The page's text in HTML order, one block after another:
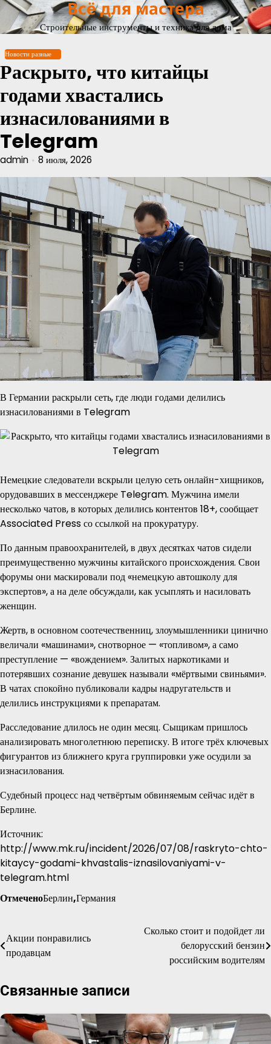
Перейти
содержимому
Всё для мастера
Строительные инструменты и техника для дома
Новости разные
Раскрыто, что китайцы
годами хвастались
изнасилованиями в
Telegram
admin 8 июля, 2026
В Германии раскрыли сеть, где люди годами делились
изнасилованиями в Telegram
Немецкие следователи вскрыли целую сеть онлайн-хищников,
орудовавших в мессенджере Telegram. Мужчина имели
несколько чатов, в которых делились контентов 18+, сообщает
Associated Press со ссылкой на прокуратуру.
По данным правоохранителей, в двух десятках чатов сидели
преимущественно мужчины китайского происхождения. Свои
форумы они маскировали под «немецкую автошколу для
экспертов», а на деле обсуждали, как усыплять и насиловать
женщин.
Жертв, в основном соотечественниц, злоумышленники цинично
величали «машинами», снотворное — «топливом», а само
преступление — «вождением». Залитых наркотиками и
потерявших сознание девушек называли «мёртвыми свиньями».
В чатах спокойно публиковали кадры надругательств и
делились инструкциями к препаратам.
Расследование длилось не один месяц. Сыщикам пришлось
анализировать многолетнюю переписку. В итоге трёх ключевых
фигурантов из ближнего круга группировки уже осудили за
изнасилования.
Судебный процесс над четвёртым обвиняемым сейчас идёт в
Берлине.
Источник:
http://www.mk.ru/incident/2026/07/08/raskryto-chto-
kitaycy-godami-khvastalis-iznasilovaniyami-v-
telegram.html
ОтмеченоБерлин,Германия
Навигация
по
Акции понравились
продавцам
Сколько стоит и подойдет ли
белорусский бензин
российским водителям
Связанные записи